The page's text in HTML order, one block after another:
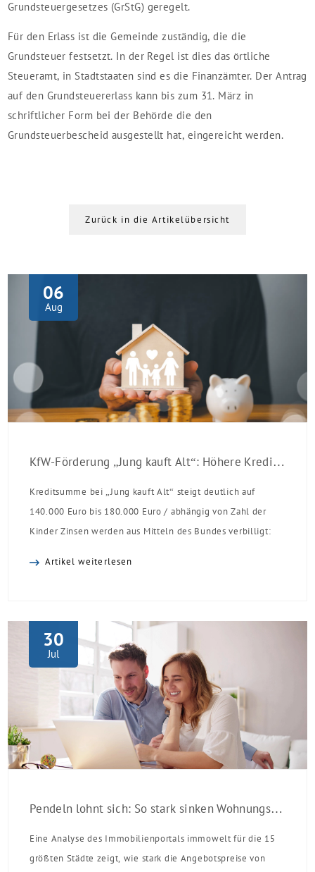
Grundsteuergesetzes (GrStG) geregelt.
Für den Erlass ist die Gemeinde zuständig, die die
Grundsteuer festsetzt. In der Regel ist dies das örtliche
Steueramt, in Stadtstaaten sind es die Finanzämter. Der Antrag
auf den Grundsteuererlass kann bis zum 31. März in
schriftlicher Form bei der Behörde die den
Grundsteuerbescheid ausgestellt hat, eingereicht werden.
Zurück in die Artikelübersicht
06
Aug
KfW-Förderung „Jung kauft Alt“: Höhere Kredite ab August 2026
Kreditsumme bei „Jung kauft Alt“ steigt deutlich auf
140.000 Euro bis 180.000 Euro / abhängig von Zahl der
Kinder Zinsen werden aus Mitteln des Bundes verbilligt:
Einzelmaßnahmen […]
Artikel weiterlesen
30
Jul
Pendeln lohnt sich: So stark sinken Wohnungspreise im Umland
Eine Analyse des Immobilienportals immowelt für die 15
größten Städte zeigt, wie stark die Angebotspreise von